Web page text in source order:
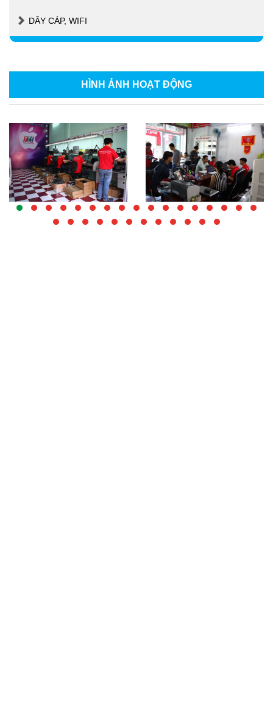
DÂY CÁP, WIFI
HÌNH ẢNH HOẠT ĐỘNG